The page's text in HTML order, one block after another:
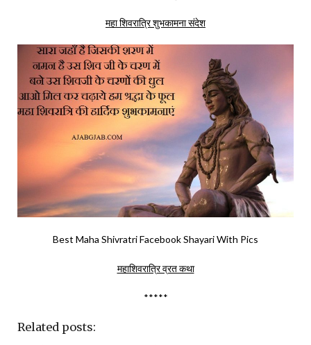
महा शिवरात्रि शुभकामना संदेश
Best Maha Shivratri Facebook Shayari With Pics
महाशिवरात्रि व्रत कथा
*****
Related posts: